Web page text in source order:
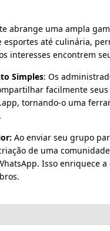
abrange uma ampla
esportes até culinária,
interesses encontrem
Simples: Os
facilmente
tornando-o uma
Ao enviar seu grupo
de uma
Isso enriquece a